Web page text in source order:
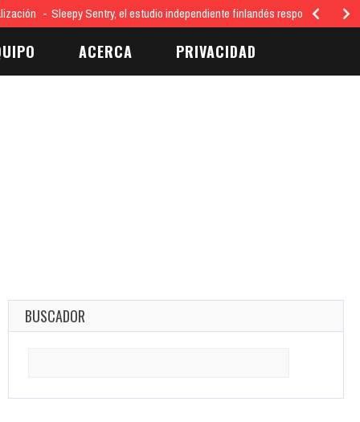
Sleepy Sentry, el estudio independiente finlandés responsable del
ACERCA PRIVACIDAD
BUSCADOR